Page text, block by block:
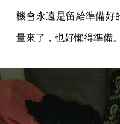
機會永遠是留給準備
量來了，也好懶得準備。